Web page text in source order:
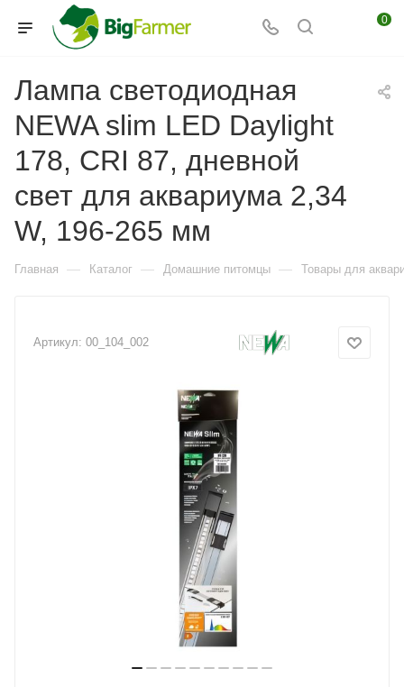
0
Лампа светодиодная
NEWA slim LED Daylight
178, CRI 87, дневной
свет для аквариума 2,34
W, 196-265 мм
Главная — Каталог — Домашние питомцы — Товары для
Артикул: 00_104_002